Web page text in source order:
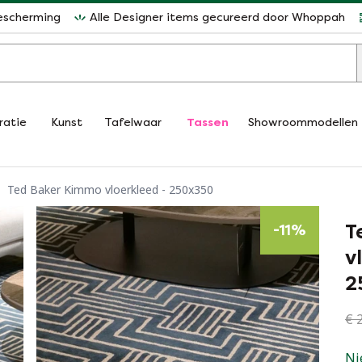
Alle Designer items gecureerd door Whoppah
Kunst Tafelwaar Tassen Showroommodellen
Ted Baker Kimmo vloerkleed - 250x350
-11%
€